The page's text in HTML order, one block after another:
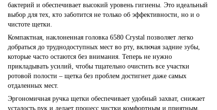
бактерий и обеспечивает высокий уровень гигиены. Это идеальный
выбор для тех, кто заботится не только об эффективности, но и о
чистоте щетки.
Компактная, наклоненная головка 6580 Crystal позволяет легко
добраться до труднодоступных мест во рту, включая задние зубы,
которые часто остаются без внимания. Теперь не нужно
прикладывать усилий, чтобы тщательно очистить все участки
ротовой полости – щетка без проблем достигнет даже самых
отдаленных мест.
Эргономичная ручка щетки обеспечивает удобный захват, снижает
усталость рук и делает процесс чистки комфортным и приятным.